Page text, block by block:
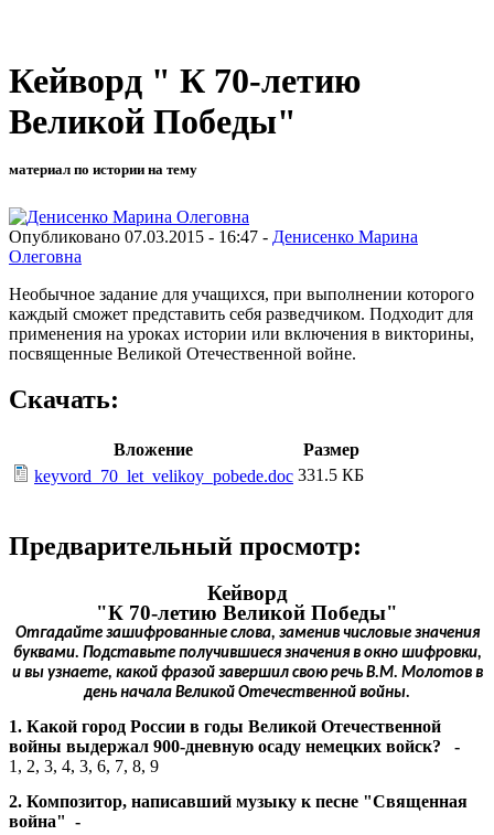
Кейворд " К 70-летию
Великой Победы"
материал по истории на тему
Опубликовано 07.03.2015 - 16:47 - Денисенко Марина
Олеговна
Необычное задание для учащихся, при выполнении которого
каждый сможет представить себя разведчиком. Подходит для
применения на уроках истории или включения в викторины,
посвященные Великой Отечественной войне.
Скачать:
Вложение
Размер
keyvord_70_let_velikoy_pobede.doc 331.5 КБ
Предварительный просмотр:
Кейворд
"К 70-летию Великой Победы"
Отгадайте зашифрованные слова, заменив числовые значения
буквами. Подставьте получившиеся значения в окно шифровки,
и вы узнаете, какой фразой завершил свою речь В.М. Молотов в
день начала Великой Отечественной войны.
1. Какой город России в годы Великой Отечественной
войны выдержал 900-дневную осаду немецких войск? -
1, 2, 3, 4, 3, 6, 7, 8, 9
2. Композитор, написавший музыку к песне "Священная
война" -